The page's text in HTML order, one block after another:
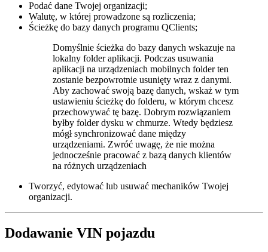
Podać dane Twojej organizacji;
Walutę, w której prowadzone są rozliczenia;
Ścieżkę do bazy danych programu QClients;
Domyślnie ścieżka do bazy danych wskazuje na
lokalny folder aplikacji. Podczas usuwania
aplikacji na urządzeniach mobilnych folder ten
zostanie bezpowrotnie usunięty wraz z danymi.
Aby zachować swoją bazę danych, wskaż w tym
ustawieniu ścieżkę do folderu, w którym chcesz
przechowywać tę bazę. Dobrym rozwiązaniem
byłby folder dysku w chmurze. Wtedy będziesz
mógł synchronizować dane między
urządzeniami. Zwróć uwagę, że nie można
jednocześnie pracować z bazą danych klientów
na różnych urządzeniach
Tworzyć, edytować lub usuwać mechaników Twojej
organizacji.
Dodawanie VIN pojazdu